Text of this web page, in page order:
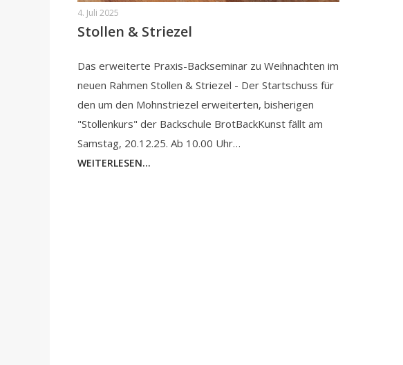
4. Juli 2025
Stollen & Striezel
Das erweiterte Praxis-Backseminar zu Weihnachten im
neuen Rahmen Stollen & Striezel - Der Startschuss für
den um den Mohnstriezel erweiterten, bisherigen
"Stollenkurs" der Backschule BrotBackKunst fällt am
Samstag, 20.12.25. Ab 10.00 Uhr…
WEITERLESEN...